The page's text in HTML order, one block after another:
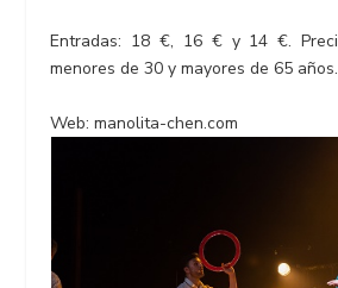
Entradas: 18 €, 16 € y 14 €.
menores de 30 y mayores de 65 años.
Web: manolita-chen.com